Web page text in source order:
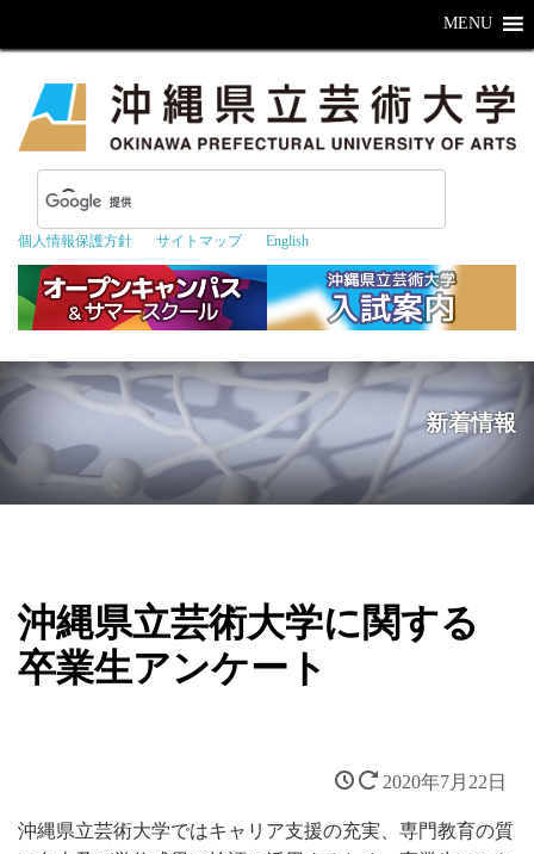
個人情報保護方針 サイトマップ English
MENU
新着情報
沖縄県立芸術大学に関する
卒業生アンケート
2020年7月22日
沖縄県立芸術大学ではキャリア支援の充実、専門教育の質